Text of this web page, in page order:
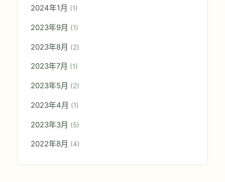
2024年1月 (1)
2023年9月 (1)
2023年8月 (2)
2023年7月 (1)
2023年5月 (2)
2023年4月 (1)
2023年3月 (5)
2022年8月 (4)